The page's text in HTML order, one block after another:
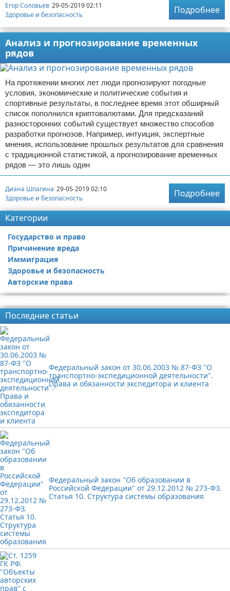
Егор Соловьёв 29-05-2019 02:11
Здоровье и безопасность
Подробнее
Анализ и прогнозирование временных
рядов
На протяжении многих лет люди прогнозируют погодные
условия, экономические и политические события и
спортивные результаты, в последнее время этот обширный
список пополнился криптовалютами. Для предсказаний
разносторонних событий существует множество способов
разработки прогнозов. Например, интуиция, экспертные
мнения, использование прошлых результатов для сравнения
с традиционной статистикой, а прогнозирование временных
рядов — это лишь один
Диана Шпагина 29-05-2019 02:10
Здоровье и безопасность
Подробнее
Категории
Государство и право
Причинение вреда
Иммиграция
Здоровье и безопасность
Авторские права
Последние статьи
Федеральный закон от 30.06.2003 № 87-ФЗ "О
транспортно-экспедиционной деятельности".
Права и обязанности экспедитора и клиента
Федеральный закон "Об образовании в
Российской Федерации" от 29.12.2012 № 273-ФЗ.
Статья 10. Структура системы образования